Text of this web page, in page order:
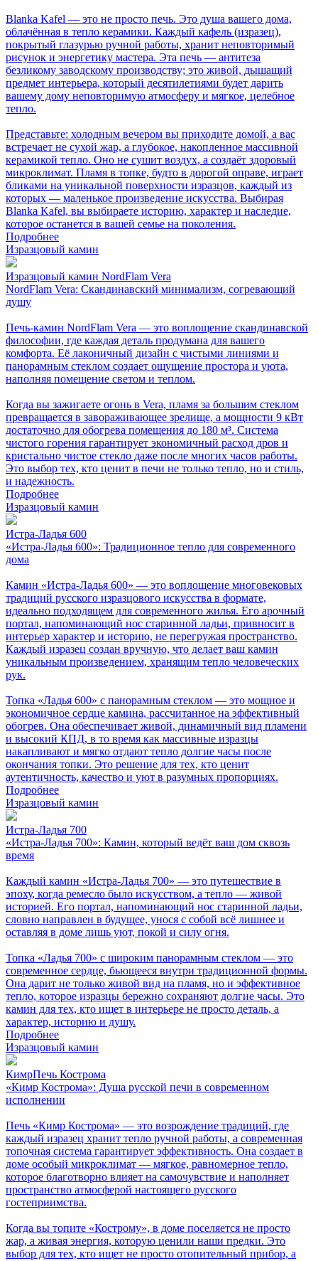
Blanka Kafel — это не просто печь. Это душа вашего дома,
облачённая в тепло керамики. Каждый кафель (изразец),
покрытый глазурью ручной работы, хранит неповторимый
рисунок и энергетику мастера. Эта печь — антитеза
безликому заводскому производству; это живой, дышащий
предмет интерьера, который десятилетиями будет дарить
вашему дому неповторимую атмосферу и мягкое, целебное
тепло.
Представьте: холодным вечером вы приходите домой, а вас
встречает не сухой жар, а глубокое, накопленное массивной
керамикой тепло. Оно не сушит воздух, а создаёт здоровый
микроклимат. Пламя в топке, будто в дорогой оправе, играет
бликами на уникальной поверхности изразцов, каждый из
которых — маленькое произведение искусства. Выбирая
Blanka Kafel, вы выбираете историю, характер и наследие,
которое останется в вашей семье на поколения.
Подробнее
Изразцовый камин
Изразцовый камин NordFlam Vera
NordFlam Vera: Скандинавский минимализм, согревающий
душу
Печь-камин NordFlam Vera — это воплощение скандинавской
философии, где каждая деталь продумана для вашего
комфорта. Её лаконичный дизайн с чистыми линиями и
панорамным стеклом создает ощущение простора и уюта,
наполняя помещение светом и теплом.
Когда вы зажигаете огонь в Vera, пламя за большим стеклом
превращается в завораживающее зрелище, а мощности 9 кВт
достаточно для обогрева помещения до 180 м³. Система
чистого горения гарантирует экономичный расход дров и
кристально чистое стекло даже после многих часов работы.
Это выбор тех, кто ценит в печи не только тепло, но и стиль,
и надежность.
Подробнее
Изразцовый камин
Истра-Ладья 600
«Истра-Ладья 600»: Традиционное тепло для современного
дома
Камин «Истра-Ладья 600» — это воплощение многовековых
традиций русского изразцового искусства в формате,
идеально подходящем для современного жилья. Его арочный
портал, напоминающий нос старинной ладьи, привносит в
интерьер характер и историю, не перегружая пространство.
Каждый изразец создан вручную, что делает ваш камин
уникальным произведением, хранящим тепло человеческих
рук.
Топка «Ладья 600» с панорамным стеклом — это мощное и
экономичное сердце камина, рассчитанное на эффективный
обогрев. Она обеспечивает живой, динамичный вид пламени
и высокий КПД, в то время как массивные изразцы
накапливают и мягко отдают тепло долгие часы после
окончания топки. Это решение для тех, кто ценит
аутентичность, качество и уют в разумных пропорциях.
Подробнее
Изразцовый камин
Истра-Ладья 700
«Истра-Ладья 700»: Камин, который ведёт ваш дом сквозь
время
Каждый камин «Истра-Ладья 700» — это путешествие в
эпоху, когда ремесло было искусством, а тепло — живой
историей. Его портал, напоминающий нос старинной ладьи,
словно направлен в будущее, унося с собой всё лишнее и
оставляя в доме лишь уют, покой и силу огня.
Топка «Ладья 700» с широким панорамным стеклом — это
современное сердце, бьющееся внутри традиционной формы.
Она дарит не только живой вид на пламя, но и эффективное
тепло, которое изразцы бережно сохраняют долгие часы. Это
камин для тех, кто ищет в интерьере не просто деталь, а
характер, историю и душу.
Подробнее
Изразцовый камин
КимрПечь Кострома
«Кимр Кострома»: Душа русской печи в современном
исполнении
Печь «Кимр Кострома» — это возрождение традиций, где
каждый изразец хранит тепло ручной работы, а современная
топочная система гарантирует эффективность. Она создает в
доме особый микроклимат — мягкое, равномерное тепло,
которое благотворно влияет на самочувствие и наполняет
пространство атмосферой настоящего русского
гостеприимства.
Когда вы топите «Кострому», в доме поселяется не просто
жар, а живая энергия, которую ценили наши предки. Это
выбор для тех, кто ищет не просто отопительный прибор, а